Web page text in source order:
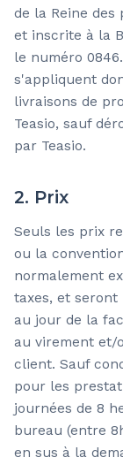
de la Reine des
et inscrite à la
le numéro
s'appliquent
livraisons de
Teasio, sauf
par Teasio.
2. Prix
Seuls les prix
ou la
normalement
taxes, et seront
au jour de la
au virement et/
client. Sauf
pour les
journées de 8
bureau (entre
en sus à la